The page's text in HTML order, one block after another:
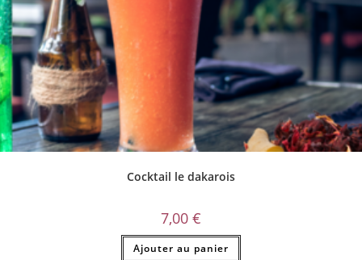
Cocktail le dakarois
7,00 €
Ajouter au panier